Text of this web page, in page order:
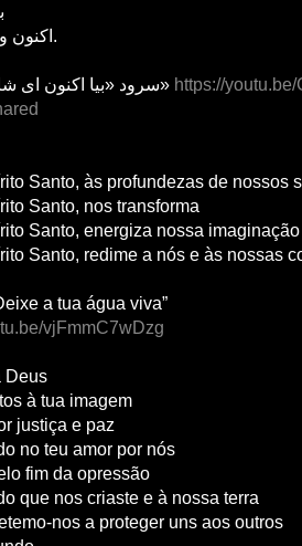
اکنون و تا ابد. آمین.
سرود «بیا اکنون ای شاهزاده صلح» https://
Santo, às profundezas de nossos
Santo, nos transforma
Santo, energiza nossa imaginação
Santo, redime a nós e às nossas
a tua água viva”
vjFmmC7wDzg
Deus
à tua imagem
justiça e paz
no teu amor por nós
fim da opressão
que nos criaste e à nossa terra
nos a proteger uns aos outros